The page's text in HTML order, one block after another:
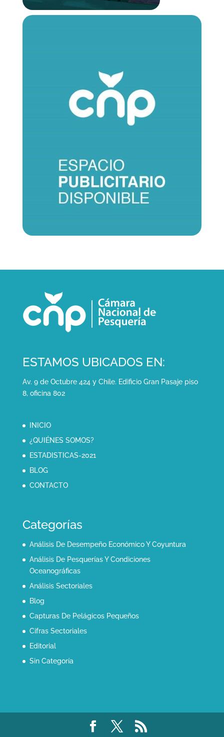
ESTAMOS UBICADOS EN:
Av. 9 de Octubre 424 y Chile. Edificio Gran Pasaje piso
8, oficina 802
INICIO
¿QUIÉNES SOMOS?
ESTADISTICAS-2021
BLOG
CONTACTO
Categorías
Análisis De Desempeño Económico Y Coyuntura
Análisis De Pesquerías Y Condiciones
Oceanográficas
Análisis Sectoriales
Blog
Capturas De Pelágicos Pequeños
Cifras Sectoriales
Editorial
Sin Categoría